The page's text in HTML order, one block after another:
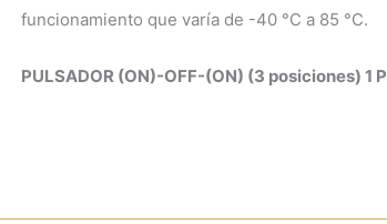
funcionamiento que varía de -40 °C a 85 °C.
PULSADOR (ON)-OFF-(ON) (3 posiciones) 1